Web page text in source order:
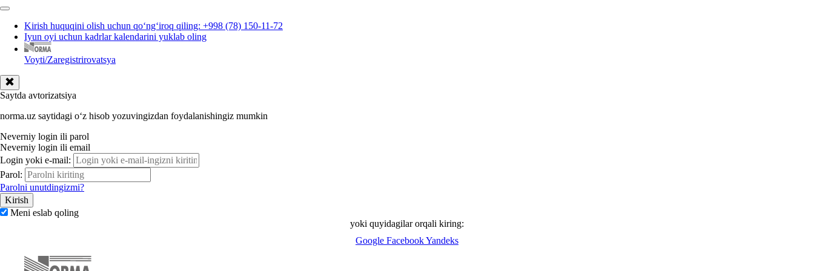
Kirish huquqini olish uchun qoʻngʻiroq qiling: +998 (78) 150-11-72
Iyun oyi uchun kadrlar kalendarini yuklab oling
Voyti/Zaregistrirovatsya
Saytda avtorizatsiya
norma.uz saytidagi oʻz hisob yozuvingizdan foydalanishingiz mumkin
Neverniy login ili parol
Neverniy login ili email
Login yoki e-mail:
Parol:
Parolni unutdingizmi?
Meni eslab qoling
yoki quyidagilar orqali kiring:
Google FacebookYandeks